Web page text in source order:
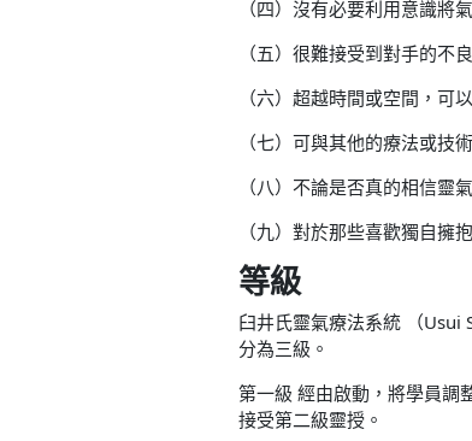
（四）沒有必要利用意識將
（五）很難接受到對手的不
（六）超越時間或空間，可
（七）可與其他的療法或技
（八）不論是否真的相信靈
（九）對於那些喜歡獨自擁
等級
臼井氏靈氣療法系統 （Usui
分為三級。
第一級 經由啟動，將學員調
接受第二級靈授。